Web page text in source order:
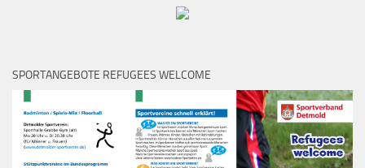
SPORTANGEBOTE REFUGEES WELCOME